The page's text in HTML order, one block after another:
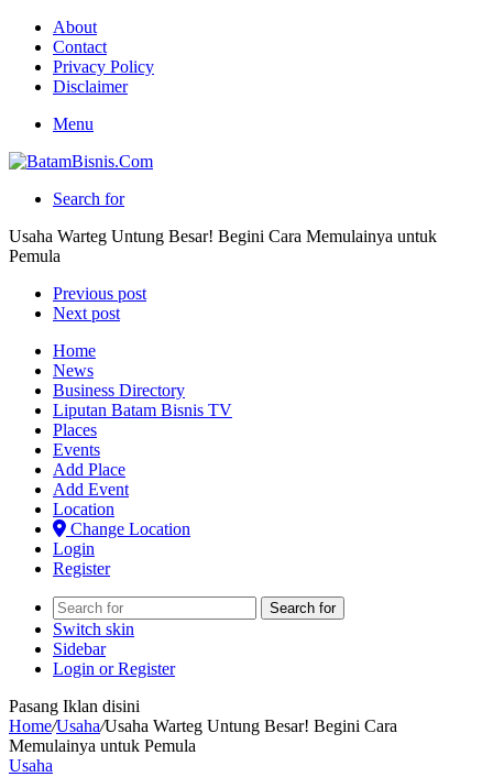
About
Contact
Privacy Policy
Disclaimer
Menu
Search for
Usaha Warteg Untung Besar! Begini Cara Memulainya untuk
Pemula
Previous post
Next post
Home
News
Business Directory
Liputan Batam Bisnis TV
Places
Events
Add Place
Add Event
Location
Change Location
Login
Register
Search for
Switch skin
Sidebar
Login or Register
Pasang Iklan disini
Home/Usaha/Usaha Warteg Untung Besar! Begini Cara
Memulainya untuk Pemula
Usaha